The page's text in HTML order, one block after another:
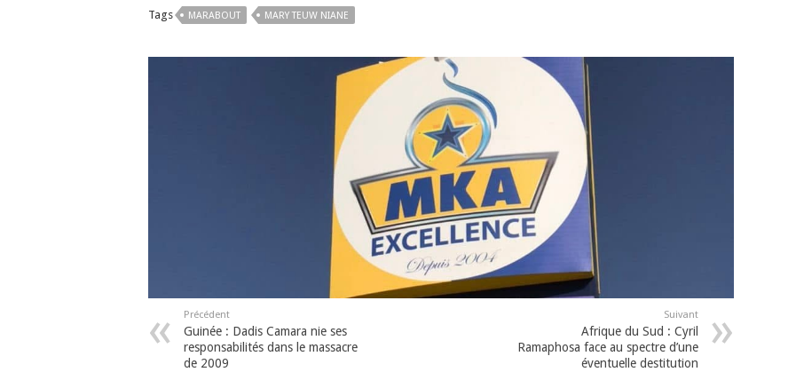
Tags MARABOUT MARY TEUW NIANE
Précédent
Guinée : Dadis Camara nie ses
responsabilités dans le massacre
de 2009
Suivant
Afrique du Sud : Cyril
Ramaphosa face au spectre d’une
éventuelle destitution